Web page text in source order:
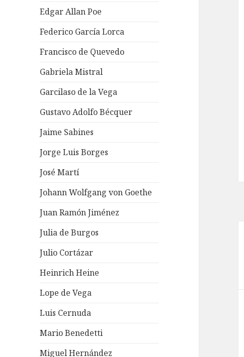
Edgar Allan Poe
Federico García Lorca
Francisco de Quevedo
Gabriela Mistral
Garcilaso de la Vega
Gustavo Adolfo Bécquer
Jaime Sabines
Jorge Luis Borges
José Martí
Johann Wolfgang von Goethe
Juan Ramón Jiménez
Julia de Burgos
Julio Cortázar
Heinrich Heine
Lope de Vega
Luis Cernuda
Mario Benedetti
Miguel Hernández